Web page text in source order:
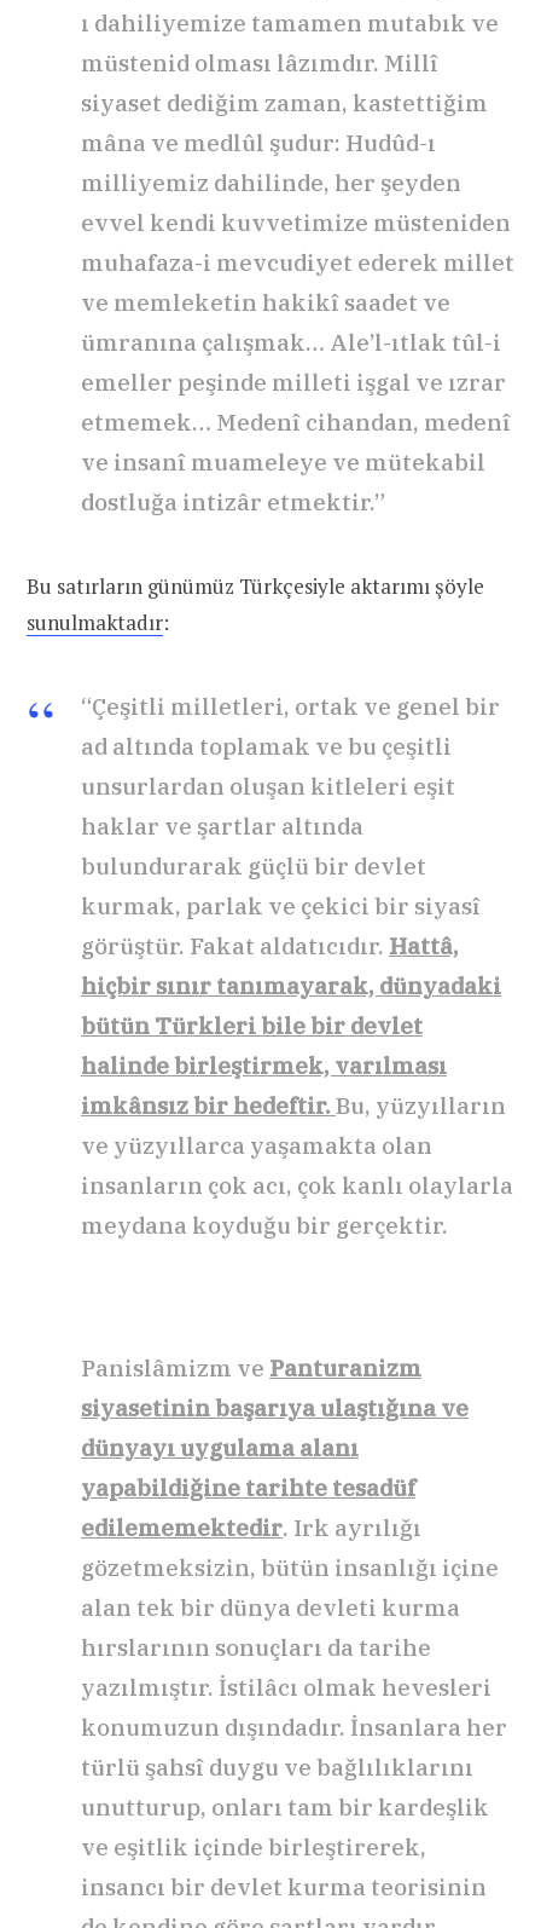
ı dahiliyemize tamamen mutabık ve
müstenid olması lâzımdır. Millî
siyaset dediğim zaman, kastettiğim
mâna ve medlûl şudur: Hudûd-ı
milliyemiz dahilinde, her şeyden
evvel kendi kuvvetimize müsteniden
muhafaza-i mevcudiyet ederek millet
ve memleketin hakikî saadet ve
ümranına çalışmak… Ale’l-ıtlak tûl-i
emeller peşinde milleti işgal ve ızrar
etmemek… Medenî cihandan, medenî
ve insanî muameleye ve mütekabil
dostluğa intizâr etmektir.”
Bu satırların günümüz Türkçesiyle aktarımı şöyle
sunulmaktadır:
“Çeşitli milletleri, ortak ve genel bir
ad altında toplamak ve bu çeşitli
unsurlardan oluşan kitleleri eşit
haklar ve şartlar altında
bulundurarak güçlü bir devlet
kurmak, parlak ve çekici bir siyasî
görüştür. Fakat aldatıcıdır. Hattâ,
hiçbir sınır tanımayarak, dünyadaki
bütün Türkleri bile bir devlet
halinde birleştirmek, varılması
imkânsız bir hedeftir. Bu, yüzyılların
ve yüzyıllarca yaşamakta olan
insanların çok acı, çok kanlı olaylarla
meydana koyduğu bir gerçektir.
Panislâmizm ve Panturanizm
siyasetinin başarıya ulaştığına ve
dünyayı uygulama alanı
yapabildiğine tarihte tesadüf
edilememektedir. Irk ayrılığı
gözetmeksizin, bütün insanlığı içine
alan tek bir dünya devleti kurma
hırslarının sonuçları da tarihe
yazılmıştır. İstilâcı olmak hevesleri
konumuzun dışındadır. İnsanlara her
türlü şahsî duygu ve bağlılıklarını
unutturup, onları tam bir kardeşlik
ve eşitlik içinde birleştirerek,
insancı bir devlet kurma teorisinin